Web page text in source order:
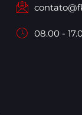
08.00 -